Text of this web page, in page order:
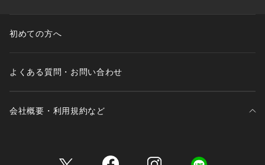
初めての方へ
よくある質問・お問い合わせ
会社概要・利用規約など